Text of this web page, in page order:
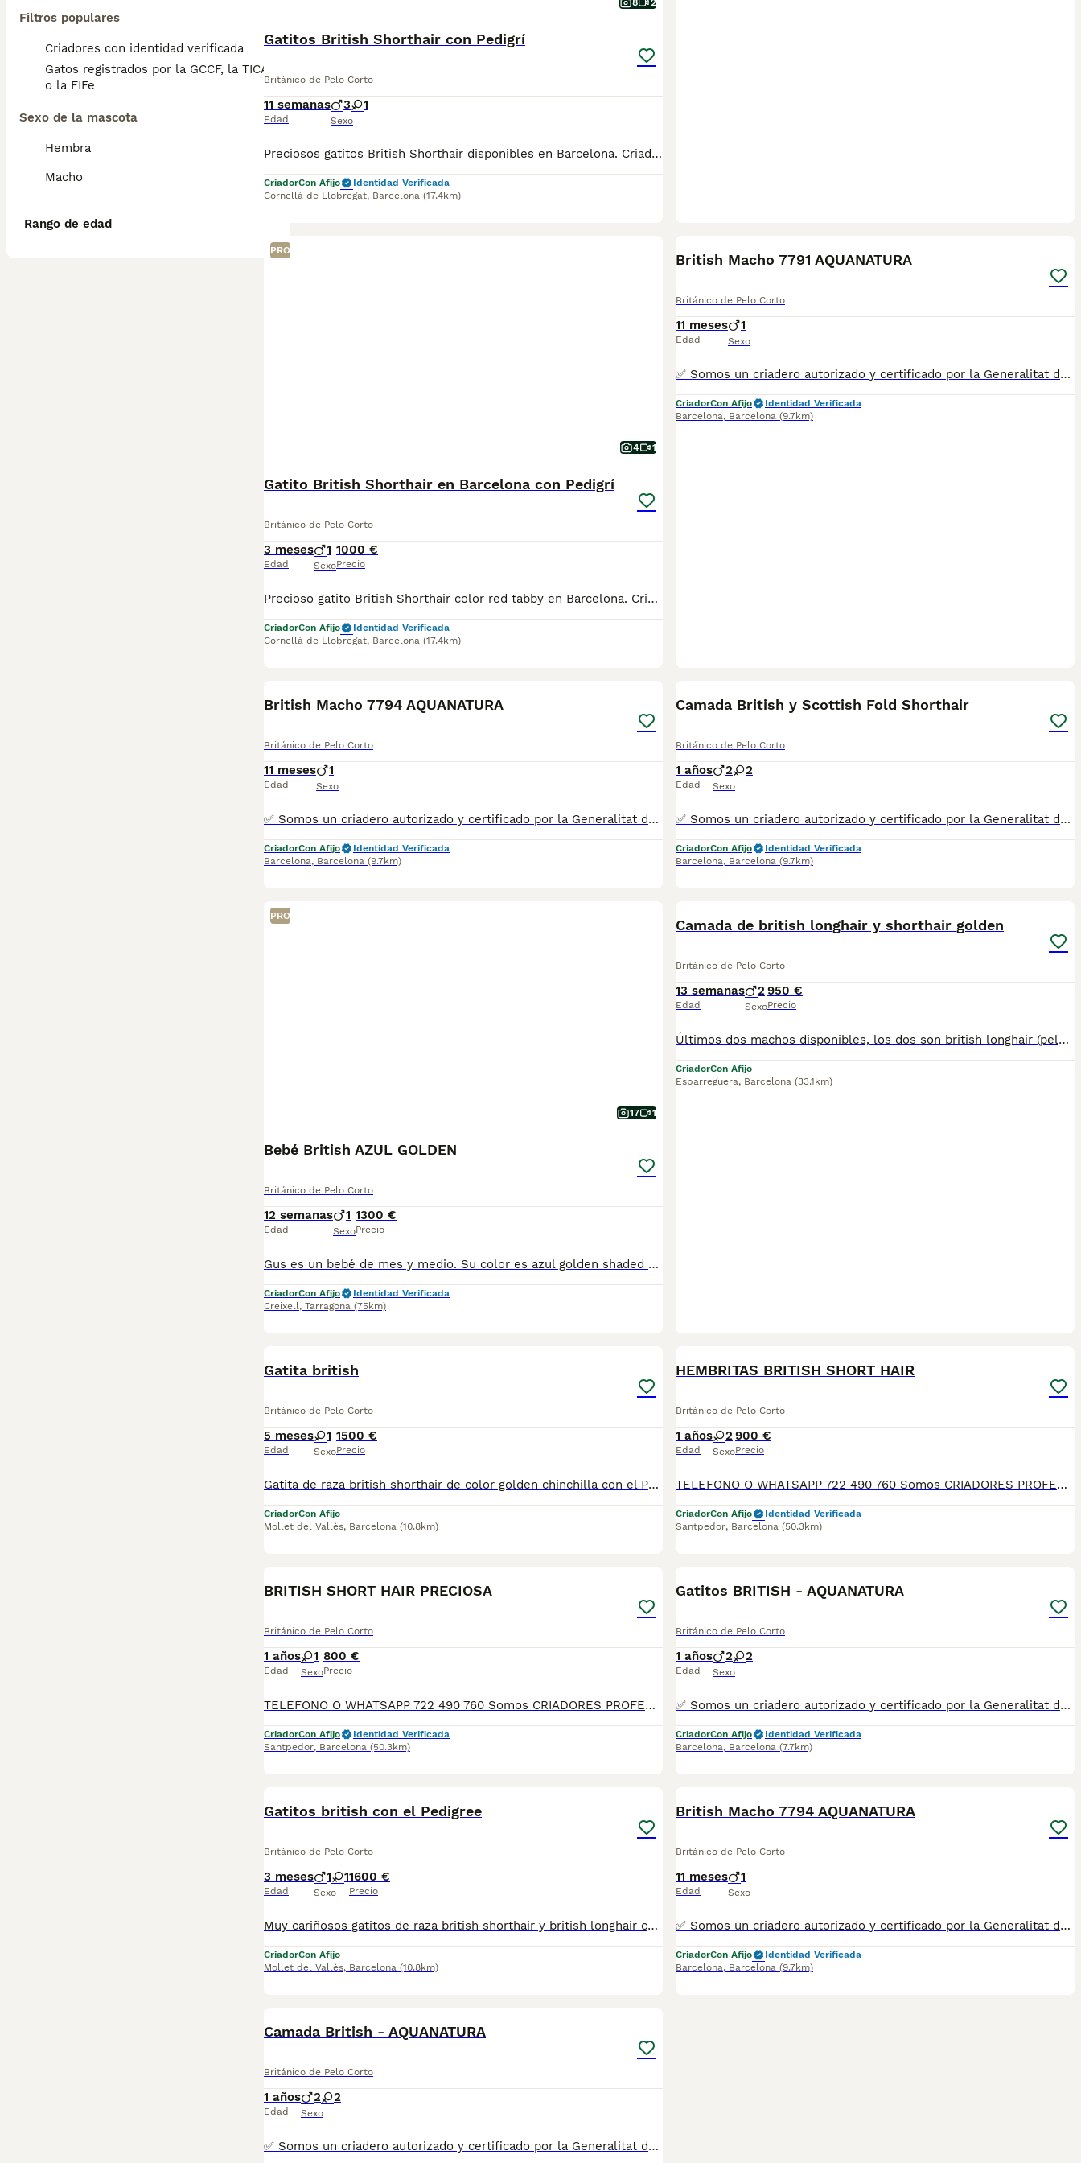
Filtros populares
Criadores con identidad verificada
Gatos registrados por la GCCF, la TICA
o la FIFe
Sexo de la mascota
Hembra
Macho
Rango de edad
8 2
Gatitos British Shorthair con Pedigrí
Británico de Pelo Corto
11 semanas
Edad
3 1
Sexo
Preciosos gatitos British Shorthair disponibles en Barcelona. Criados en un entorno familiar bajo estrictos criterios de cría responsable, ética y bienestar animal. Datos del Criador: Afijo: Asfec 218-CAT Núcleo Zoológico: B2023007 Condiciones de Entrega: Sociabilización: Criados y educados junto a su madre. Salud: Desparasitados, vacunados y con microchip implantado. Esterilización: Castración ya incluida. Documentación: Transfer de pedigrí oficial. Garantías: Contrato con garantía vírica/congénita y pruebas genéticas de los padres (libres de enfermedades hereditarias). Máxima seriedad y experiencia. Contacta para más información, fotos y condiciones personalizadas. Te informaremos detalladamente de todo el proceso.
CriadorCon Afijo
Identidad Verificada
Cornellà de Llobregat, Barcelona (17.4km)
PRO
4 1
Gatito British Shorthair en Barcelona con Pedigrí
Británico de Pelo Corto
3 meses
Edad
1
Sexo
1000 €
Precio
Precioso gatito British Shorthair color red tabby en Barcelona. Criado en un entorno familiar bajo estrictos criterios de cría responsable, ética y bienestar animal. Datos del Criador: Afijo: Asfec 218-CAT Núcleo Zoológico: B2023007 Condiciones de Entrega: Sociabilización: Criado y educado junto a su madre. Salud: Desparasitado y con microchip implantado. Esterilización: Castración ya incluida. Documentación: Transfer de pedigrí oficial. Garantías: Contrato con garantía vírica/congénita y pruebas genéticas de los padres (libres de enfermedades hereditarias). Máxima seriedad y experiencia. Contacta para más información o fotos.
CriadorCon Afijo
Identidad Verificada
Cornellà de Llobregat, Barcelona (17.4km)
British Macho 7791 AQUANATURA
Británico de Pelo Corto
11 meses
Edad
1
Sexo
✅ Somos un criadero autorizado y certificado por la Generalitat de Catalunya bajo el número de Núcleo Zoológico G25/00314. PARA MÁS INFORMACIÓN: ☎️ 933095977 📱 685878504 / 674320847 💻 Más fotos y vídeos en nuestra web www.aquanatura.es 🚙 Hacemos envíos 📌 Calle Roger de Flor 45, muy cerca del Arc de Triomf de Barcelona, de Lunes a Sábados. Se entregan con la mayoría de sus vacunas, desparasitados interna y externamente, con microchip y su registro, cartilla sanitaria y contrato de garantías, documentación legal y factura. AQUANATURA
CriadorCon Afijo
Identidad Verificada
Barcelona, Barcelona (9.7km)
British Macho 7794 AQUANATURA
Británico de Pelo Corto
11 meses
Edad
1
Sexo
✅ Somos un criadero autorizado y certificado por la Generalitat de Catalunya bajo el número de Núcleo Zoológico G25/00314. PARA MÁS INFORMACIÓN: ☎️ 933095977 📱 685878504 / 674320847 💻 Más fotos y vídeos en nuestra web www.aquanatura.es 🚙 Hacemos envíos 📌 Calle Roger de Flor 45, muy cerca del Arc de Triomf de Barcelona, de Lunes a Sábados. Se entregan con la mayoría de sus vacunas, desparasitados interna y externamente, con microchip y su registro, cartilla sanitaria y contrato de garantías, documentación legal y factura. AQUANATURA
CriadorCon Afijo
Identidad Verificada
Barcelona, Barcelona (9.7km)
Camada British y Scottish Fold Shorthair
Británico de Pelo Corto
1 años
Edad
2 2
Sexo
✅ Somos un criadero autorizado y certificado por la Generalitat de Catalunya. PARA MÁS INFORMACIÓN: ☎️ 933095977 📱 685878504 / 674320847 💻 www.aquanatura.es 🚙 Hacemos envíos 📌 Calle Roger de Flor 45, muy cerca del Arc de Triomf de Barcelona, de Lunes a Sábados. Se entregan con la mayoría de sus vacunas, desparasitados interna y externamente, con microchip y su registro, cartilla sanitaria y contrato de garantías, bajo la supervisión de nuestro equipo veterinario. AQUANATURA
CriadorCon Afijo
Identidad Verificada
Barcelona, Barcelona (9.7km)
PRO
17 1
Bebé British AZUL GOLDEN
Británico de Pelo Corto
12 semanas
Edad
1
Sexo
1300 €
Precio
Gus es un bebé de mes y medio. Su color es azul golden shaded pero de color muy clarito. Es una bolita esponjosa que le gusta jugar con sus otros hermanos de otra camada, de Mimi, ya reservados. Como criadora profesional, con núcleo zoológico auténtico, la salud y la socialización es un objetivo para El Eden Gatuno. Hemos creado un criadero pequeño precisamente para poder cuidarlos y criarlos con todo el amor del mundo. Queremos ser transparentes y por eso damos copia del núcleo zoológico, y no es fácil conseguirlo a pesar del trafico de núcleos falsos en el mercado. Por eso entregamos una copia También entregamos copia de los pedigris de los padres, así como los test genéticos de los padres, PKD (riñón) y HCM (corazón), hacemos un contrato de reserva con todos nuestros datos y un contrato de venta donde ofrecemos garantías de un año contra enfermedades genéticos y un año contra enfermedades congénitas. ESTAMOS EN CONTRA DE LAS JAULAS.
CriadorCon Afijo
Identidad Verificada
Creixell, Tarragona (75km)
Camada de british longhair y shorthair golden
Británico de Pelo Corto
13 semanas
Edad
2
Sexo
950 €
Precio
Últimos dos machos disponibles, los dos son british longhair (pelo largo) blue golden shaded (ay11). Somos un criadero familiar dados de alta con Afijo WCF, por lo tanto todos nuestros pequeños tienen pedigrí. Los padres se someten a pruebas genéticas PKD y HCM y a pruebas víricas Felv y Fiv. Y solo criamos con animales sanos. Obviamente criamos en entorno familiar dentro de casa y tanto nuestros adultos como los bebés crecen con nosotros en el hogar y aprenden desde pequeños lo que es la vida en familia, acostumbrados a los ruidos de la vida cotidiana, y sabiendo usar su rascador y arenero. Los cachorros se podrán entregar a partir de Agosto de 2026 cuando hayan cumplido los 3 meses y tengan todas sus vacunas al día. Para mas info podéis contactar por whatsapp en cualquier momento del día: 680817806
CriadorCon Afijo
Esparreguera, Barcelona (33.1km)
Gatita british
Británico de Pelo Corto
5 meses
Edad
1
Sexo
1500 €
Precio
Gatita de raza british shorthair de color golden chinchilla con el Pedigree, vacunas, microchip, cartilla sanitaria, castracion. Padres están testados por PKD, Fiv y Felv, tuend titulic Campeones de España. Mas información por telefono- 665563272
CriadorCon Afijo
Mollet del Vallès, Barcelona (10.8km)
HEMBRITAS BRITISH SHORT HAIR
Británico de Pelo Corto
1 años
Edad
2
Sexo
900 €
Precio
TELEFONO O WHATSAPP 722 490 760 Somos CRIADORES PROFESIONALES, CON NÚCLEO ZOOLÓGICO PROPIO. Seleccionamos para tener los mejores ejemplares tanto a nivel morfología como a nivel de salud y comportamiento. Nuestros cachorros crecen en un ambiente familiar, con unas condiciones higiénico-sanitarias excepcionales y totalmente socializados, tanto con otros animales como con las personas, para garantizar su bienestar animal. No dudes en consultar sobre disponibilidad de entrega, reserva y sus características, Nuestros cachorros se entregan: DESPARASITADOS INTERNA Y EXTERNAMENTE CON SUS VACUNAS AL DÍA CORRESPONDIENTES POR EDAD CARTILLA DE VACUNACIÓN Y GARANTIA COMPLETA DE SALUD ( VÍRICAS, GENÉTICAS Y HEREDITARIAS) POR ESCRITO! PARA MAS INFORMACIÓN, FOTOS/VIDEOS O CONSULTAS LLAMANOS O ESCRIBENOS POR WHATSAPP AL 722 490 760 POSIBILIDAD DE ENTREGA PERSONALIZADA A DOMICILIO EN TODO EL TERRITORIO NACIONAL.
CriadorCon Afijo
Identidad Verificada
Santpedor, Barcelona (50.3km)
BRITISH SHORT HAIR PRECIOSA
Británico de Pelo Corto
1 años
Edad
1
Sexo
800 €
Precio
TELEFONO O WHATSAPP 722 490 760 Somos CRIADORES PROFESIONALES, CON NÚCLEO ZOOLÓGICO PROPIO. Seleccionamos para tener los mejores ejemplares tanto a nivel morfología como a nivel de salud y comportamiento. Nuestros cachorros crecen en un ambiente familiar, con unas condiciones higiénico-sanitarias excepcionales y totalmente socializados, tanto con otros animales como con las personas, para garantizar su bienestar animal. No dudes en consultar sobre disponibilidad de entrega, reserva y sus características, Nuestros cachorros se entregan: DESPARASITADOS INTERNA Y EXTERNAMENTE CON SUS VACUNAS AL DÍA CORRESPONDIENTES POR EDAD CARTILLA DE VACUNACIÓN Y GARANTIA COMPLETA DE SALUD ( VÍRICAS, GENÉTICAS Y HEREDITARIASñ) POR ESCRITO! PARA MAS INFORMACIÓN, FOTOS/VIDEOS O CONSULTAS LLAMANOS O ESCRIBENOS POR WHATSAPP AL 722 490 760 POSIBILIDAD DE ENTREGA PERSONALIZADA A DOMICILIO EN TODO EL TERRITORIO NACIONAL.
CriadorCon Afijo
Identidad Verificada
Santpedor, Barcelona (50.3km)
Gatitos BRITISH - AQUANATURA
Británico de Pelo Corto
1 años
Edad
2 2
Sexo
✅ Somos un criadero autorizado y certificado por la Generalitat de Catalunya. ☎️ 933095977 📱 685878504 💻 www.aquanatura.es 🚙 Hacemos envíos 📌 Calle Roger de Flor 45, muy cerca del Arc de Triomf de Barcelona, de Lunes a Sábados, desde las 10h hasta las 21:00h. Se entregan con la mayoría de sus vacunas, desparasitados interna y externamente, con microchip y su registro, cartilla sanitaria y contrato de garantías, bajo la supervisión de nuestro equipo veterinario.
CriadorCon Afijo
Identidad Verificada
Barcelona, Barcelona (7.7km)
Gatitos british con el Pedigree
Británico de Pelo Corto
3 meses
Edad
1 1
Sexo
1600 €
Precio
Muy cariñosos gatitos de raza british shorthair y british longhair con el pedigree, vacunas, microchip, castracion. Regalamos transportin y pack de bienvenida. Mas información por telefono- 665563272
CriadorCon Afijo
Mollet del Vallès, Barcelona (10.8km)
British Macho 7794 AQUANATURA
Británico de Pelo Corto
11 meses
Edad
1
Sexo
✅ Somos un criadero autorizado y certificado por la Generalitat de Catalunya bajo el número de Núcleo Zoológico G25/00314. PARA MÁS INFORMACIÓN: ☎️ 933095977 📱 685878504 / 674320847 💻 Más fotos y vídeos en nuestra web www.aquanatura.es 🚙 Hacemos envíos 📌 Calle Roger de Flor 45, muy cerca del Arc de Triomf de Barcelona, de Lunes a Sábados. Se entregan con sus vacunas, desparasitados interna y externamente, con microchip y su registro, cartilla sanitaria y contrato de garantías, documentación legal y factura.
CriadorCon Afijo
Identidad Verificada
Barcelona, Barcelona (9.7km)
Camada British - AQUANATURA
Británico de Pelo Corto
1 años
Edad
2 2
Sexo
✅ Somos un criadero autorizado y certificado por la Generalitat de Catalunya. MAS INFO ☎️ 933095977 📱 685878504 FOTOS Y VIDEOS 💻 www.aquanatura.es 🚙 HACEMOS ENVIOS Se entregan vacunados, desparasitados interna y externamente, con microchip y su registro, con cartilla sanitaria y contrato de garantías, bajo la supervisión de nuestro equipo veterinario.